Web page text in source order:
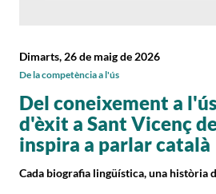
Del coneixement a
d'èxit a Sant Vicenç
inspira a parlar català
Cada biografia lingüística,una història
Dimarts, 26 de maig de 2026
De la competència a l'ús